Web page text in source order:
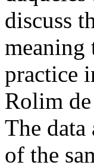
discuss
meaning
practice
Rolim
The
of the